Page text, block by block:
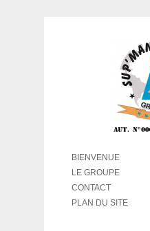
BIENVENUE
LE GROUPE
CONTACT
PLAN DU SITE